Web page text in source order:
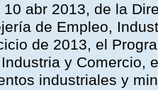
abr 2013, de la
de Empleo,
de 2013, el
y Comercio,
industriales y